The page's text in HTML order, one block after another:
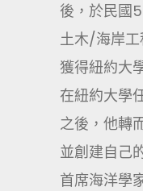
後，於民國
土木/海岸
獲得紐約大
在紐約大學
之後，他轉
並創建自己
首席海洋學